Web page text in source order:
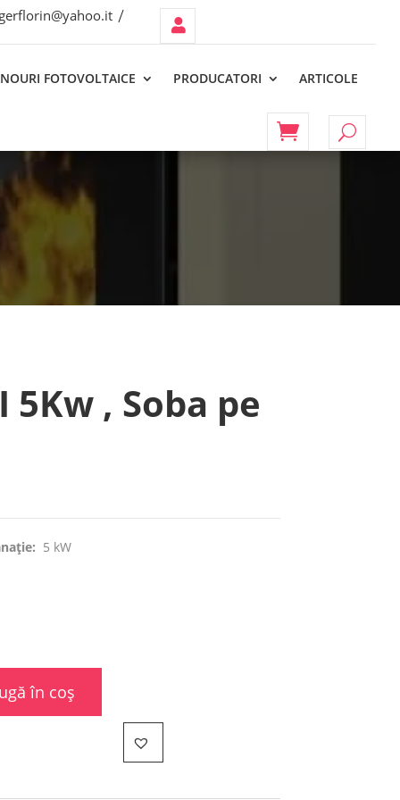
FOTOVOLTAICE PRODUCATORI ARTICOLE
5Kw , Soba pe
5 kW
în coș